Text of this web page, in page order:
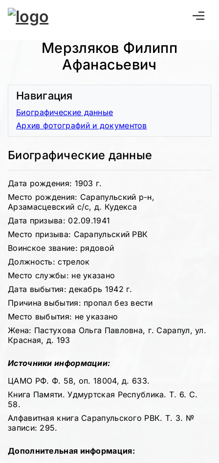
Мерзляков Филипп
Афанасьевич
Биографические данные
Дата рождения: 1903 г.
Место рождения: Сарапульский р-н,
Арзамасцевский с/с, д. Кудекса
Дата призыва: 02.09.1941
Место призыва: Сарапульский РВК
Воинское звание: рядовой
Должность: стрелок
Место службы: не указано
Дата выбытия: декабрь 1942 г.
Причина выбытия: пропал без вести
Место выбытия: не указано
Жена: Пастухова Ольга Павловна, г. Сарапул, ул.
Красная, д. 193
Источники информации:
ЦАМО РФ. Ф. 58, оп. 18004, д. 633.
Книга Памяти. Удмуртская Республика. Т. 6. С.
58.
Алфавитная книга Сарапульского РВК. Т. 3. №
записи: 295.
Дополнительная информация:
Навигация
Биографические данные
Архив фотографий и документов